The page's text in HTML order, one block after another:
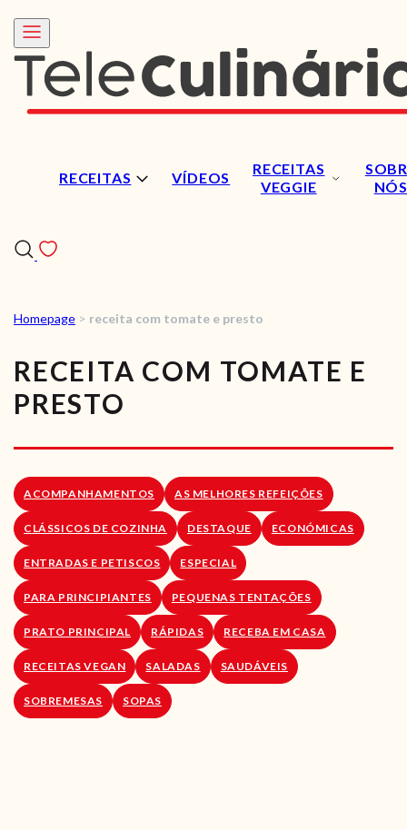
RECEITAS VÍDEOS
RECEITAS
VEGGIE
NÓS
RECEITAS
VÍDEOS
LOJA ONLINE
BLOG
Homepage > receita com tomate e presto
RECEITA COM TOMATE E
PRESTO
ACOMPANHAMENTOS AS MELHORES REFEIÇÕES
CLÁSSICOS DE COZINHA DESTAQUE ECONÓMICAS
ENTRADAS E PETISCOS ESPECIAL
PARA PRINCIPIANTES PEQUENAS TENTAÇÕES
PRATO PRINCIPAL RÁPIDAS RECEBA EM CASA
RECEITAS VEGAN SALADAS SAUDÁVEIS
SOBREMESAS SOPAS